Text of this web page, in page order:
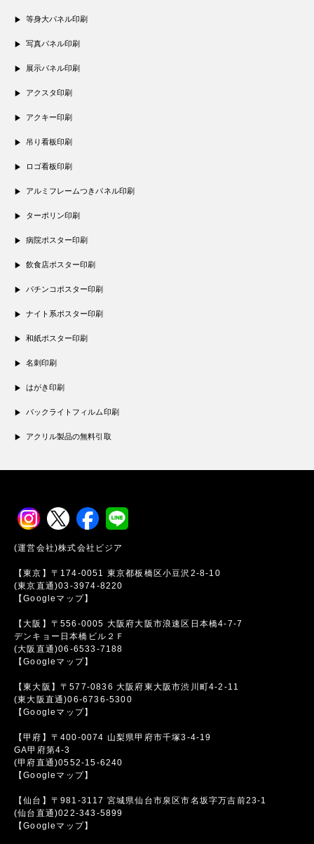
等身大パネル印刷
写真パネル印刷
展示パネル印刷
アクスタ印刷
アクキー印刷
吊り看板印刷
ロゴ看板印刷
アルミフレームつきパネル印刷
ターポリン印刷
病院ポスター印刷
飲食店ポスター印刷
パチンコポスター印刷
ナイト系ポスター印刷
和紙ポスター印刷
名刺印刷
はがき印刷
バックライトフィルム印刷
アクリル製品の無料引取
(運営会社)株式会社ビジア
【東京】〒174-0051 東京都板橋区小豆沢2-8-10
(東京直通)03-3974-8220
【Googleマップ】
【大阪】〒556-0005 大阪府大阪市浪速区日本橋4-7-7
デンキョー日本橋ビル２Ｆ
(大阪直通)06-6533-7188
【Googleマップ】
【東大阪】〒577-0836 大阪府東大阪市渋川町4-2-11
(東大阪直通)06-6736-5300
【Googleマップ】
【甲府】〒400-0074 山梨県甲府市千塚3-4-19
GA甲府第4-3
(甲府直通)0552-15-6240
【Googleマップ】
【仙台】〒981-3117 宮城県仙台市泉区市名坂字万吉前23-1
(仙台直通)022-343-5899
【Googleマップ】